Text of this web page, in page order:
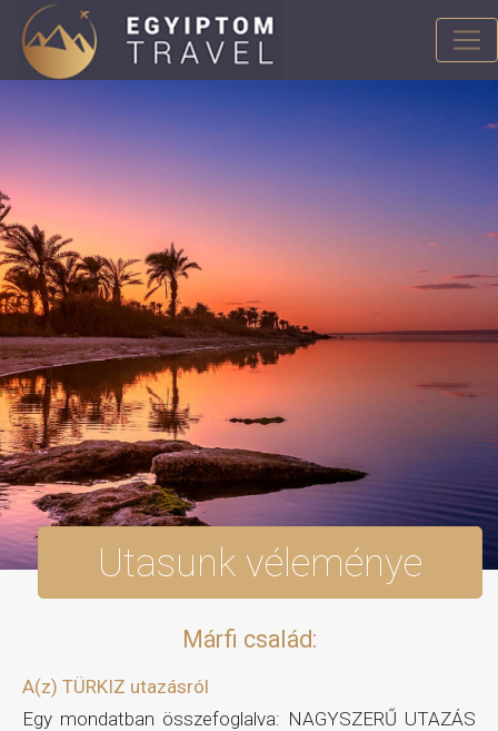
Utasunk véleménye
Márfi család:
A(z) TÜRKIZ utazásról
Egy mondatban összefoglalva: NAGYSZERŰ UTAZÁS